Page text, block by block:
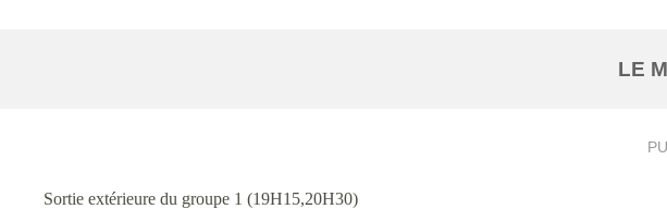
LE
Sortie extérieure du groupe 1 (19H15,20H30)